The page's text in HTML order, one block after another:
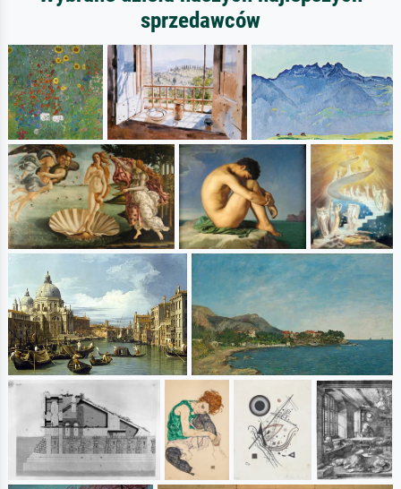
sprzedawców